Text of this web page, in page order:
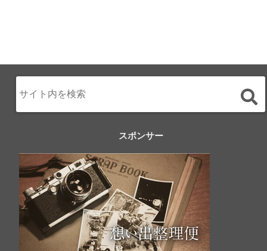
スポンサー